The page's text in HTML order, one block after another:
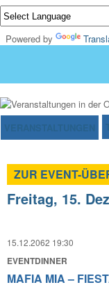
Powered by
VERANSTALTUNGEN
ZUR EVENT-
Freitag, 15.
15.12.2062 19:30
EVENTDINNER
MAFIA MIA –